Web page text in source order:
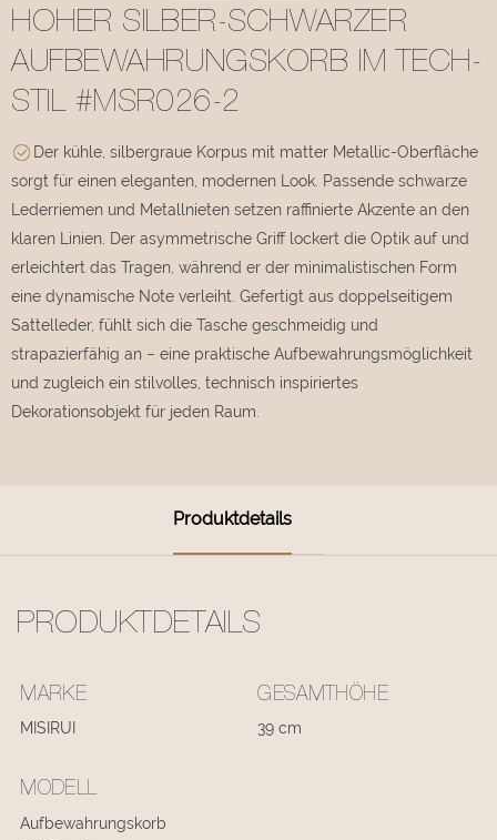
HOHER SILBER-SCHWARZER
AUFBEWAHRUNGSKORB IM TECH-
STIL #MSR026-2
Der kühle, silbergraue Korpus mit matter Metallic-Oberfläche
sorgt für einen eleganten, modernen Look. Passende schwarze
Lederriemen und Metallnieten setzen raffinierte Akzente an den
klaren Linien. Der asymmetrische Griff lockert die Optik auf und
erleichtert das Tragen, während er der minimalistischen Form
eine dynamische Note verleiht. Gefertigt aus doppelseitigem
Sattelleder, fühlt sich die Tasche geschmeidig und
strapazierfähig an – eine praktische Aufbewahrungsmöglichkeit
und zugleich ein stilvolles, technisch inspiriertes
Dekorationsobjekt für jeden Raum.
Produktdetails
PRODUKTDETAILS
MARKE
MISIRUI
GESAMTHÖHE
39 cm
MODELL
Aufbewahrungskorb